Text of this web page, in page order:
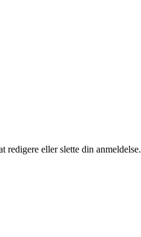
eller slette din anmeldelse.